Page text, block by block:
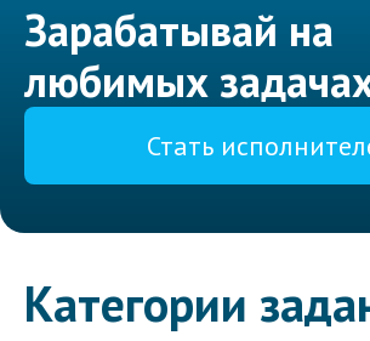
Зарабатывай на
любимых
Стать
Категории